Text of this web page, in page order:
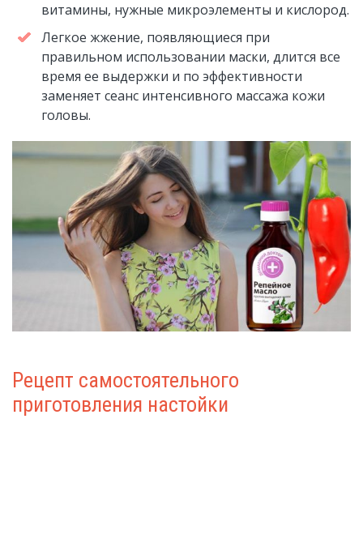
витамины, нужные микроэлементы и кислород.
Легкое жжение, появляющиеся при
правильном использовании маски, длится все
время ее выдержки и по эффективности
заменяет сеанс интенсивного массажа кожи
головы.
Рецепт самостоятельного
приготовления настойки